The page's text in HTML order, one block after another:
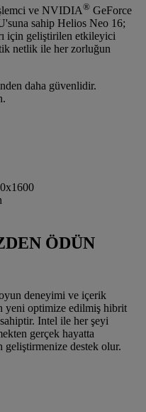
ve NVIDIA® GeForce
sahip Helios Neo 16;
için geliştirilen etkileyici
netlik ile her zorluğun
daha güvenlidir.
ÖDÜN
deneyimi ve içerik
yeni optimize edilmiş hibrit
Intel ile her şeyi
gerçek hayatta
geliştirmenize destek olur.